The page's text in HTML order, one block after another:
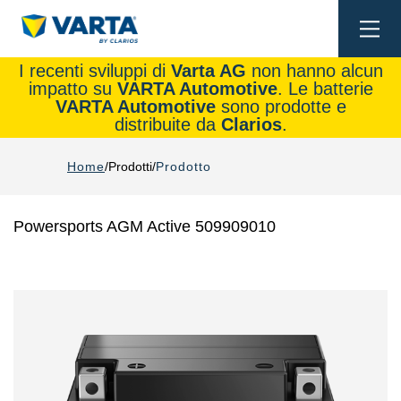
I recenti sviluppi di Varta AG non hanno alcun
impatto su VARTA Automotive. Le batterie
VARTA Automotivesono prodotte e
distribuite da Clarios.
Home Prodotti Prodotto
Powersports AGM Active 509909010